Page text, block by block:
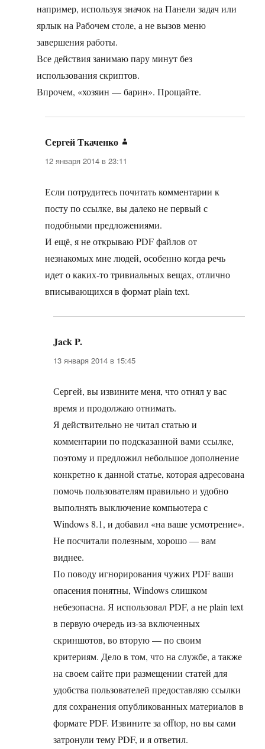
например, используя значок на Панели задач или
ярлык на Рабочем столе, а не вызов меню
завершения работы.
Все действия занимаю пару минут без
использования скриптов.
Впрочем, «хозяин — барин». Прощайте.
Сергей Ткаченко
12 января 2014 в 23:11
Если потрудитесь почитать комментарии к
посту по ссылке, вы далеко не первый с
подобными предложениями.
И ещё, я не открываю PDF файлов от
незнакомых мне людей, особенно когда речь
идет о каких-то тривиальных вещах, отлично
вписывающихся в формат plain text.
Jack P.
13 января 2014 в 15:45
Сергей, вы извините меня, что отнял у вас
время и продолжаю отнимать.
Я действительно не читал статью и
комментарии по подсказанной вами ссылке,
поэтому и предложил небольшое дополнение
конкретно к данной статье, которая адресована
помочь пользователям правильно и удобно
выполнять выключение компьютера с
Windows 8.1, и добавил «на ваше усмотрение».
Не посчитали полезным, хорошо — вам
виднее.
По поводу игнорирования чужих PDF ваши
опасения понятны, Windows слишком
небезопасна. Я использовал PDF, а не plain text
в первую очередь из-за включенных
скриншотов, во вторую — по своим
критериям. Дело в том, что на службе, а также
на своем сайте при размещении статей для
удобства пользователей предоставляю ссылки
для сохранения опубликованных материалов в
формате PDF. Извините за offtop, но вы сами
затронули тему PDF, и я ответил.